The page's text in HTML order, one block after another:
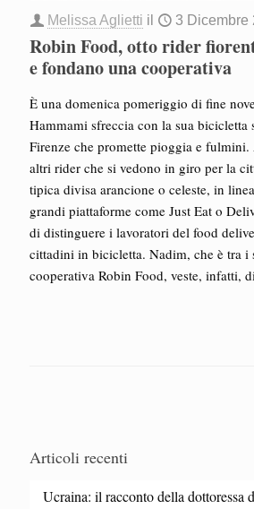
Melissa Aglietti il 3 Dicembre
Robin Food, otto rider
e fondano una cooperativa
È una domenica pomeriggio di fine
Hammami sfreccia con la sua
Firenze che promette pioggia e
altri rider che si vedono in giro per la
tipica divisa arancione o celeste, in
grandi piattaforme come Just Eat o
di distinguere i lavoratori del food
cittadini in bicicletta. Nadim, che è tra i
cooperativa Robin Food, veste, infatti,
Articoli recenti
Ucraina: il racconto della dottoressa